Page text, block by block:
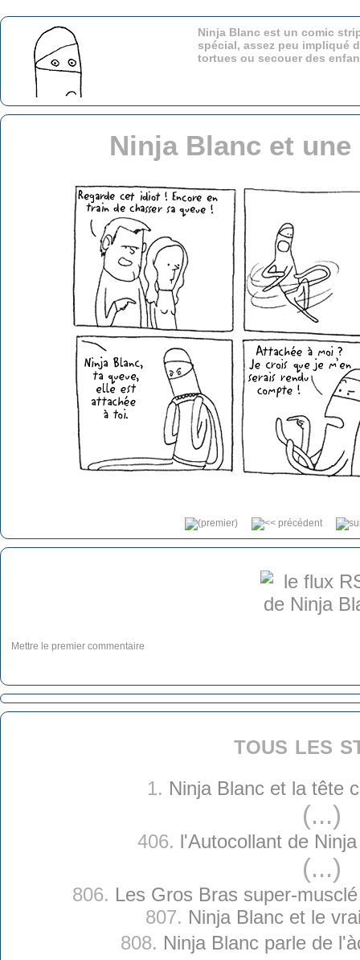
Ninja Blanc est un comic
spécial, assez peu impliqué
tortues ou secouer des
Ninja Blanc et
Mettre le premier commentaire
tous les
1. Ninja Blanc et la tête
(...)
406. l'Autocollant de
(...)
806. Les Gros Bras super-
807. Ninja Blanc et le
808. Ninja Blanc parle de